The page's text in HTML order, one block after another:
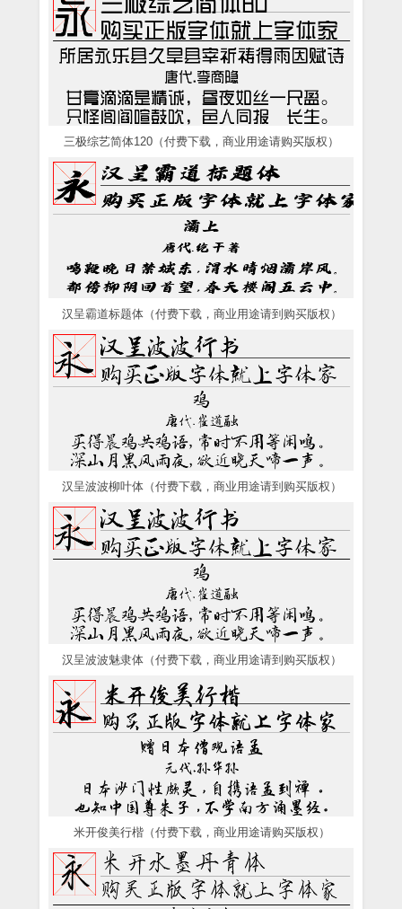
三极综艺简体120（付费下载，商业用途请购买版权）
汉呈霸道标题体（付费下载，商业用途请到购买版权）
汉呈波波柳叶体（付费下载，商业用途请到购买版权）
汉呈波波魅隶体（付费下载，商业用途请到购买版权）
米开俊美行楷（付费下载，商业用途请购买版权）